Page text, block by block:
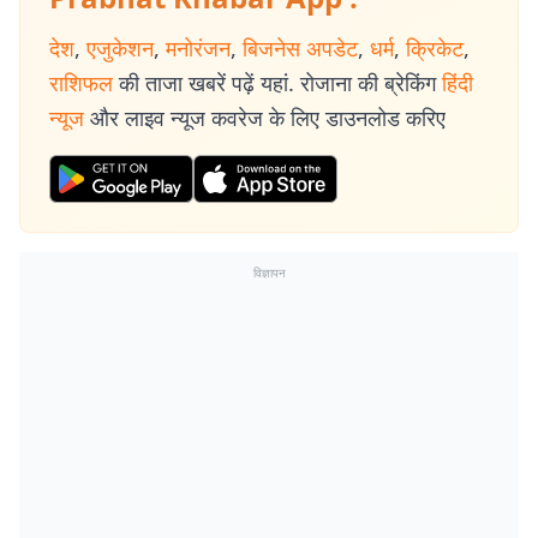
देश, एजुकेशन, मनोरंजन, बिजनेस अपडेट, धर्म, क्रिकेट,
राशिफल की ताजा खबरें पढ़ें यहां. रोजाना की ब्रेकिंग हिंदी
न्यूज और लाइव न्यूज कवरेज के लिए डाउनलोड करिए
विज्ञापन